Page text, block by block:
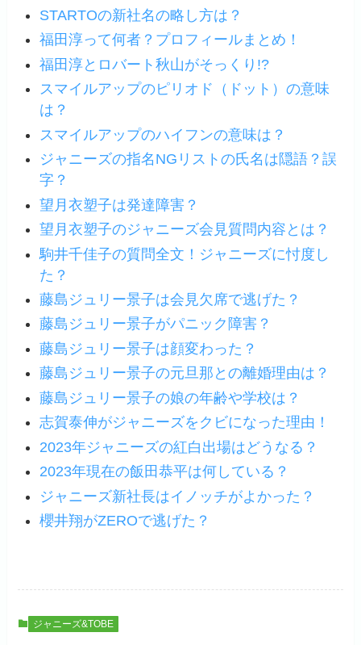
STARTOの新社名の略し方は？
福田淳って何者？プロフィールまとめ！
福田淳とロバート秋山がそっくり!?
スマイルアップのピリオド（ドット）の意味
は？
スマイルアップのハイフンの意味は？
ジャニーズの指名NGリストの氏名は隠語？誤
字？
望月衣塑子は発達障害？
望月衣塑子のジャニーズ会見質問内容とは？
駒井千佳子の質問全文！ジャニーズに忖度し
た？
藤島ジュリー景子は会見欠席で逃げた？
藤島ジュリー景子がパニック障害？
藤島ジュリー景子は顔変わった？
藤島ジュリー景子の元旦那との離婚理由は？
藤島ジュリー景子の娘の年齢や学校は？
志賀泰伸がジャニーズをクビになった理由！
2023年ジャニーズの紅白出場はどうなる？
2023年現在の飯田恭平は何している？
ジャニーズ新社長はイノッチがよかった？
櫻井翔がZEROで逃げた？
ジャニーズ&TOBE